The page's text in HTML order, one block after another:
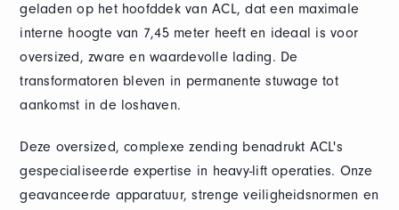
geladen op het hoofddek van ACL, dat een maximale
interne hoogte van 7,45 meter heeft en ideaal is voor
oversized, zware en waardevolle lading. De
transformatoren bleven in permanente stuwage tot
aankomst in de loshaven.
Deze oversized, complexe zending benadrukt ACL's
gespecialiseerde expertise in heavy-lift operaties. Onze
geavanceerde apparatuur, strenge veiligheidsnormen en